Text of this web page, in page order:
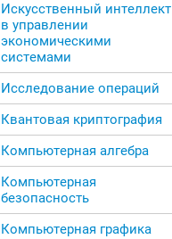
Искусственный интеллект
в управлении
экономическими
системами
Исследование операций
Квантовая криптография
Компьютерная алгебра
Компьютерная
безопасность
Компьютерная графика